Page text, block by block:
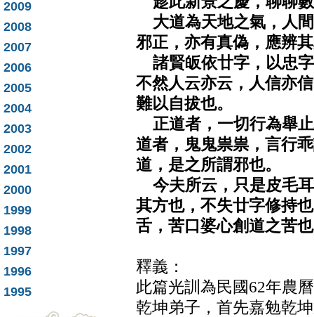
2009
2008
2007
2006
2005
2004
2003
2002
2001
2000
1999
1998
1997
1996
1995
大道為天地之氣，人
邪正，亦有真偽，應辨
諸賢皈依廿字，以忠
不然人云亦云，人信亦
難以自拔也。
正道者，一切行為舉
道者，鬼鬼祟祟，言行
道，是之所謂邪也。
今夫所云，只是皮毛
其方也，不失廿字修持
舌，苦口婆心創道之苦
釋義：
此篇光訓為民國62年農
乾坤弟子，首先嘉勉乾